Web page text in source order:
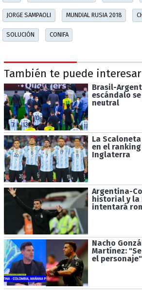
JORGE SAMPAOLI MUNDIAL RUSIA 2018
SOLUCIÓN CONIFA
También te puede interesar
Brasil-
escándalo
neutral
La
en el ranking
Inglaterra
Argentina-
historial y la
intentará
Nacho
Martínez:
el personaje"